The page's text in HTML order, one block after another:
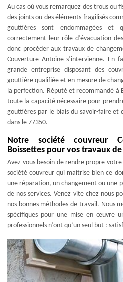
Au cas où vous remarquez des trous ou
des joints ou des éléments fragilisés
gouttières sont endommagées et
correctement leur rôle d’évacuation
donc procéder aux travaux de
Couverture Antoine s’intervienne. En
grande entreprise disposant des
gouttière qualifiée et en mesure de
la perfection. Réputé et recommandé à
toute la capacité nécessaire pour
gouttières par le biais du savoir-faire et
dans le 77350.
Notre société couvreur
Boissettes pour vos travaux
Avez-vous besoin de rendre propre
société couvreur qui maitrise bien ce
une réparation, un changement ou une
de nos services. Venez vite chez nous
nos bonnes méthodes de travail. Nous
spécifiques pour une mise en œuvre
professionnels n’ont qu’un seul but :